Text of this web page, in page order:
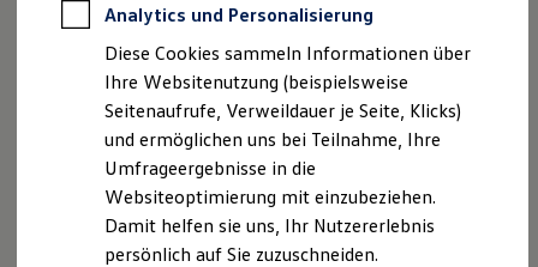
Professional Class bei Volkswagen
Behörden
Direktkunden
Sonderfahrzeuge
Anpfiff zum Gewinn
Elektromobilität
Elektroautos
ID. Tutorials
Elektrofahrzeugkonzepte
ID. EVERY1
Reichweite
Autohaus Pretz GmbH
Im Plonzert 2
56076 Koblenz
Telefon: 0261 / 9 72 72-0
Fax: 0261 / 9 72 72-72
E-Mail:info.ahp@loehrgruppe.de
Geschäftsführung: Ulrich Junker
USt. ID-Nummer: DE 160257663
Analytics und Personalisierung
Diese Cookies sammeln Informationen über
Ihre Websitenutzung (beispielsweise
Seitenaufrufe, Verweildauer je Seite, Klicks)
und ermöglichen uns bei Teilnahme, Ihre
Umfrageergebnisse in die
Websiteoptimierung mit einzubeziehen.
Damit helfen sie uns, Ihr Nutzererlebnis
persönlich auf Sie zuzuschneiden.